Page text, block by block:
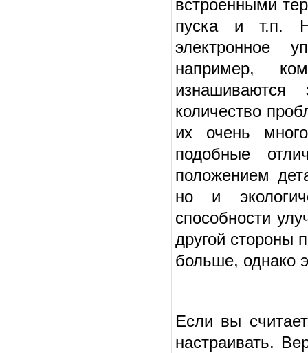
встроенными
пуска и т.п.
электронное
например,
количество
их очень
подобные
положением
но и
способности
другой стороны
больше, однако
Если вы
настраивать.